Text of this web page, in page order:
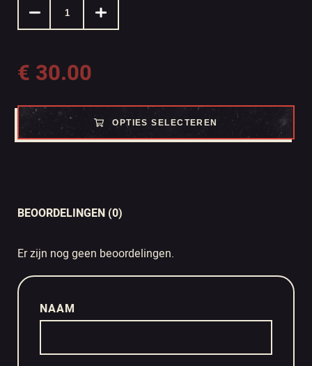
€ 30.00
OPTIES SELECTEREN
BEOORDELINGEN (0)
Er zijn nog geen beoordelingen.
NAAM